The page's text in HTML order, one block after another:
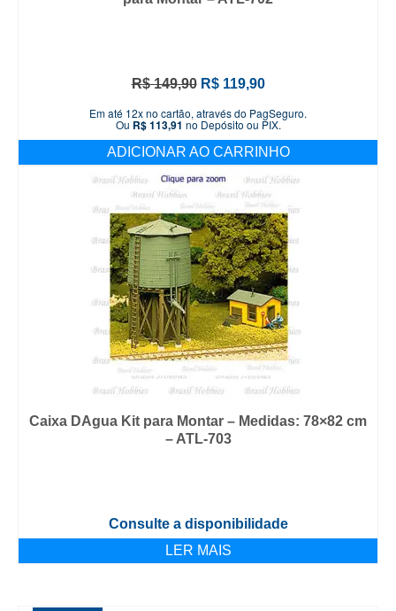
R$149,90 O
original
era:
R$ 149,90.
R$119,90O
atual
é:
R$ 119,90.
Em até 12x no cartão, através do PagSeguro.
Ou R$113,91 no Depósito ou PIX.
ADICIONAR AO CARRINHO
Caixa DAgua Kit para Montar – Medidas: 78×82 cm
– ATL-703
Consulte a disponibilidade
LER MAIS